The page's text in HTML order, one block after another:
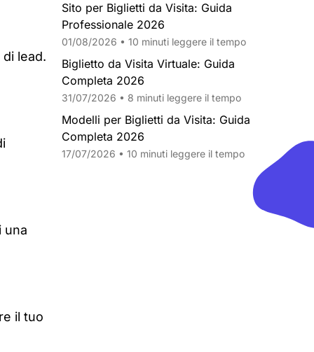
lead.
una
il tuo
Sito per Biglietti da Visita: Guida
Professionale 2026
01/08/2026 • 10 minuti leggere il tempo
Biglietto da Visita Virtuale: Guida
Completa 2026
31/07/2026 • 8 minuti leggere il tempo
Modelli per Biglietti da Visita: Guida
Completa 2026
17/07/2026 • 10 minuti leggere il tempo